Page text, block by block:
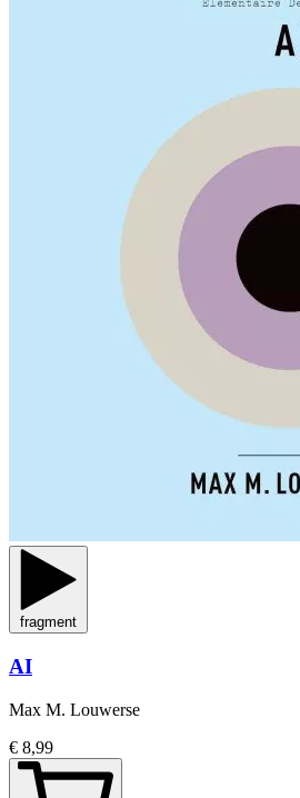
fragment
AI
Max M. Louwerse
€ 8,99